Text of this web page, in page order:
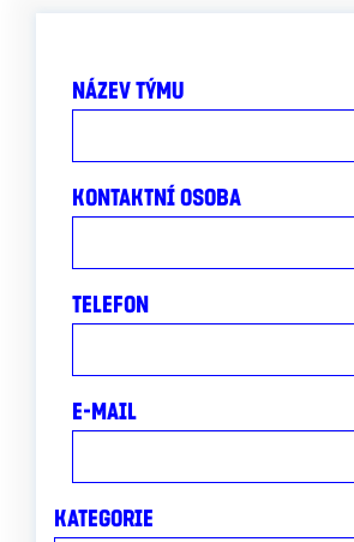
NÁZEV TÝMU
KONTAKTNÍ OSOBA
TELEFON
E-MAIL
KATEGORIE